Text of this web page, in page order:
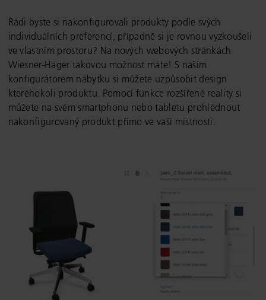
Rádi byste si nakonfigurovali produkty podle svých
individuálních preferencí, případně si je rovnou vyzkoušeli
ve vlastním prostoru? Na nových webových stránkách
Wiesner-Hager takovou možnost máte! S naším
konfigurátorem nábytku si můžete uzpůsobit design
kteréhokoli produktu. Pomocí funkce rozšířené reality si
můžete na svém smartphonu nebo tabletu prohlédnout
nakonfigurovaný produkt přímo ve vaší místnosti.